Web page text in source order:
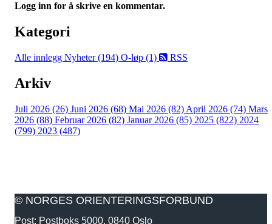
Logg inn for å skrive en kommentar.
Kategori
Alle innlegg Nyheter (194) O-løp (1) RSS
Arkiv
Juli 2026 (26) Juni 2026 (68) Mai 2026 (82) April 2026 (74) Mars
2026 (88) Februar 2026 (82) Januar 2026 (85) 2025 (822) 2024
(799) 2023 (487)
© NORGES ORIENTERINGSFORBUND
Post: Postboks 5000, 0840 Oslo